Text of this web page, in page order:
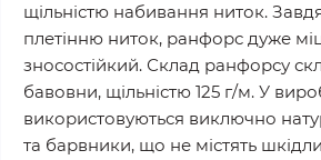
щільністю набивання ниток.
плетінню ниток, ранфорс дуже
зносостійкий. Склад ранфорсу
бавовни, щільністю 125 г/м. У
використовуються виключно
та барвники, що не містять